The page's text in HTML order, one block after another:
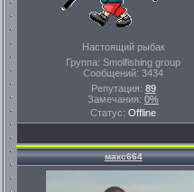
Настоящий рыбак
Группа: Smolfishing group
Сообщений: 3434
Репутация: 89
Замечания: 0%
Статус: Offline
макс664